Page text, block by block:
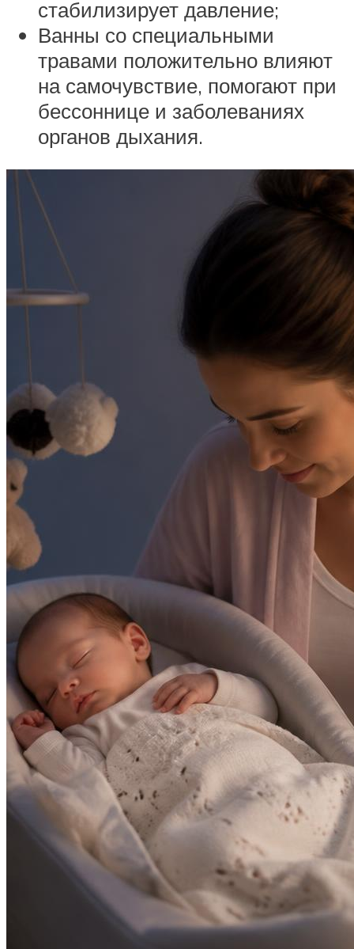
стабилизирует давление;
Ванны со специальными
травами положительно влияют
на самочувствие, помогают при
бессоннице и заболеваниях
органов дыхания.